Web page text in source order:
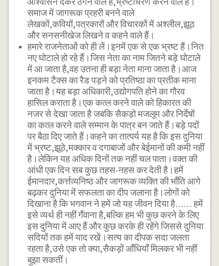
समाज में जागरूक प्रहरी बनने वाले
लेखकों,कवियों,पत्रकारों और विचारकों में अश्लील,झूठ
और सनसनीखेज लिखने व कहने वाले हैं।
हमारे राजनेताओं को ही लें।इनमें एक से एक भ्रष्ट हैं।नित
नए घोटाले हो रहे हैं।जिस नेता का नाम जितने बड़े घोटाले
में आ जाता है,वह उतना ही बड़ा नेता माना जाता है।आज
इनकम टैक्स का रैड पड़ने को प्रतिष्ठा का प्रतीक माना
जाता है।यह बड़ा अधिकारी,उद्योगपति होने का गौरव
हासिल कराता है।एक कत्ल करने वाले को हिकारत की
नजर से देखा जाता है जबकि सैकड़ो मजलूम और निर्देषों
का कत्ल करने वाले सम्मान के पात्र बन जाते हैं।बड़े पदों
पर बैठा दिए जाते हैं।कहने का तात्पर्य यह है कि इस दुनिया
में भ्रष्ट,झूठे,मक्कार व दगाबाजों और बेईमानों की कमी नहीं
है।लेकिन यह अधिक दिनों तक नहीं चल पाता।वक्त की
आंधी एक दिन सब कुछ तहस-नहस कर देती है।हमें
ईमानदार,कर्त्तव्यनिष्ठ और जागरूक व्यक्ति की भाँति आगे
बढ़कर दुनिया में सफलता का दीप जलाना है।लोगों को
दिखाना है कि भगवान ने हमें जो यह जीवन दिया है…… हमें
इसे व्यर्थ ही नहीं गँवाना है,बल्कि हम भी कुछ करने के लिए
इस दुनिया में आए हैं और कुछ करके ही रहेंगे जिससे दुनिया
सदियों तक हमें याद रखें।सत्य का दीपक सदा जलता
रहता है,उसे एक तो क्या,सैकड़ों आँधियाँ मिलकर भी नहीं
बुझा सकतीं।